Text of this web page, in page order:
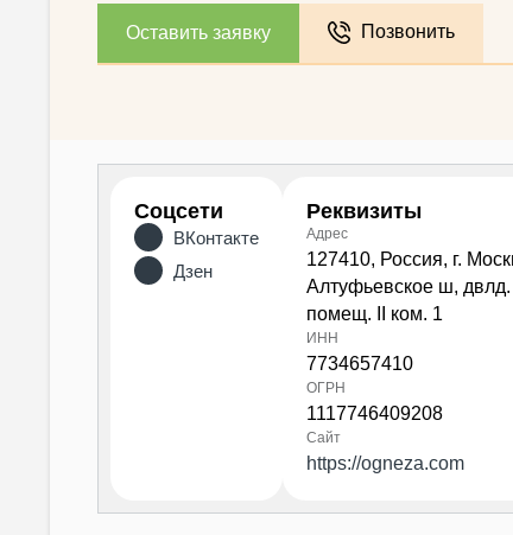
Оставить заявку Позвонить
Соцсети
ВКонтакте
Дзен
Реквизиты
Адрес
127410, Россия, г.
Алтуфьевское ш, двлд.
помещ. II ком. 1
ИНН
7734657410
ОГРН
1117746409208
Сайт
https://ogneza.com